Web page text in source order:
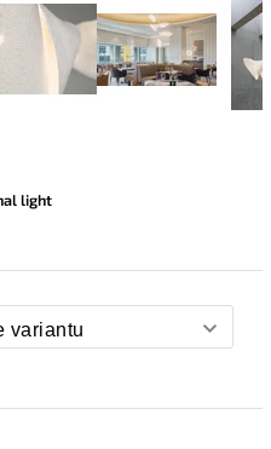
light